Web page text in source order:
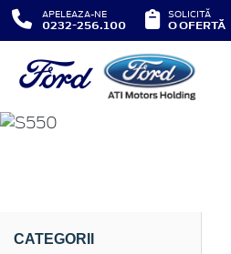
APELEAZA-NE
0232-256.100
SOLICITĂ
O OFERTĂ
MUSTANG
CATEGORII